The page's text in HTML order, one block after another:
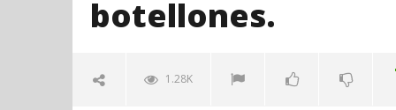
botellones.
1.28K